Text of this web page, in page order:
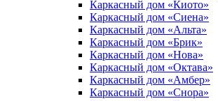
Каркасный дом «Киото»
Каркасный дом «Сиена»
Каркасный дом «Альта»
Каркасный дом «Брик»
Каркасный дом «Нова»
Каркасный дом «Октава»
Каркасный дом «Амбер»
Каркасный дом «Снора»